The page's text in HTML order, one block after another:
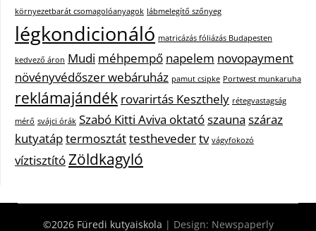
környezetbarát csomagolóanyagok lábmelegítő szőnyeg
légkondicionáló matricázás fóliázás Budapesten
kedvező áron Mudi méhpempő napelem novopayment
növényvédőszer webáruház pamut csipke Portwest munkaruha
reklámajándék rovarirtás Keszthely rétegvastagság
mérő svájci órák Szabó Kitti Aviva oktatószauna száraz
kutyatáptermosztáttesthevedertv vágyfokozó
víztisztítóZöldkagyló
©2026 Füredi kutyaiskola | Design: Newspaperly